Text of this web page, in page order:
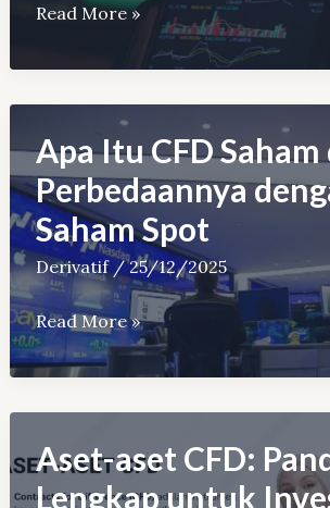
Apa
CFD
Crypto
dan
Perbedaannya
dengan
Spot
Kripto
Read More »
Apa Itu CFD Saham
Perbedaannya
Saham Spot
Derivatif/25/12/2025
Apa
Itu
CFD
Saham
dan
Perbedaannya
Read More »
Aset-aset CFD:
Lengkap untuk